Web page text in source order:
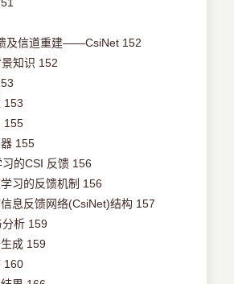
及信道重建——CsiNet 152
知识 152
153
155
155
的CSI 反馈 156
习的反馈机制 156
息反馈网络(CsiNet)结构 157
分析 159
成 159
160